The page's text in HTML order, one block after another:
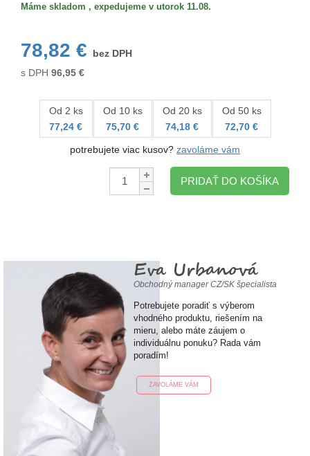
Máme skladom , expedujeme v utorok 11.08.
78,82 €
bez DPH
s DPH 96,95 €
Od 2 ks
77,24 €
Od 10 ks
75,70 €
Od 20 ks
74,18 €
Od 50 ks
72,70 €
potrebujete viac kusov? zavoláme vám
Množstvo:
PRIDAŤ DO KOŠÍKA
Eva Urbanová
Obchodný manager CZ/SK špecialista
Potrebujete poradiť s výberom
vhodného produktu, riešením na
mieru, alebo máte záujem o
individuálnu ponuku? Rada vám
poradím!
ZAVOLÁME VÁM